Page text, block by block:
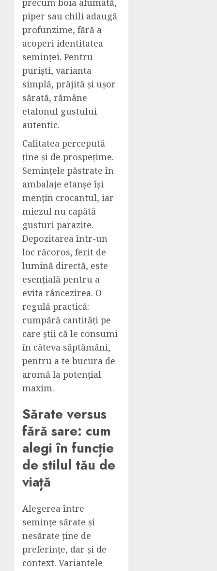
precum boia afumată,
piper sau chili adaugă
profunzime, fără a
acoperi identitatea
seminței. Pentru
puriști, varianta
simplă, prăjită și ușor
sărată, rămâne
etalonul gustului
autentic.
Calitatea percepută
ține și de prospețime.
Semințele păstrate în
ambalaje etanșe își
mențin crocantul, iar
miezul nu capătă
gusturi parazite.
Depozitarea într-un
loc răcoros, ferit de
lumină directă, este
esențială pentru a
evita râncezirea. O
regulă practică:
cumpără cantități pe
care știi că le consumi
în câteva săptămâni,
pentru a te bucura de
aromă la potențial
maxim.
Sărate versus
fără sare: cum
alegi în funcție
de stilul tău de
viață
Alegerea între
semințe sărate și
nesărate ține de
preferințe, dar și de
context. Variantele